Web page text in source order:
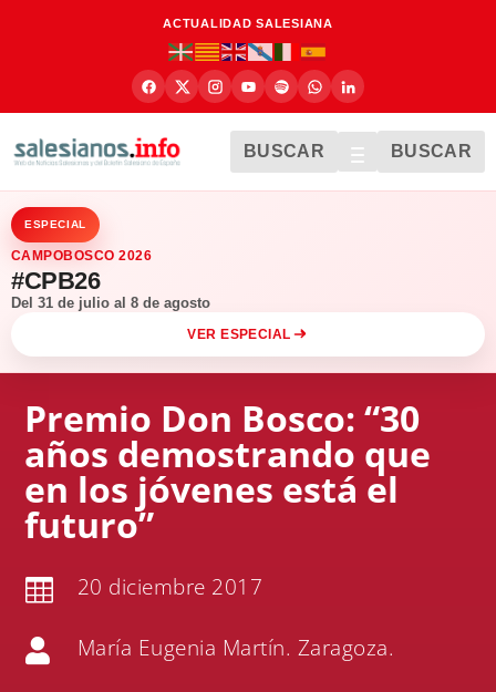
ACTUALIDAD SALESIANA
BUSCAR BUSCAR
ESPECIAL
CAMPOBOSCO 2026
#CPB26
Del 31 de julio al 8 de agosto
VER ESPECIAL
Premio Don Bosco: “30
años demostrando que
en los jóvenes está el
futuro”
 20 diciembre 2017
 María Eugenia Martín. Zaragoza.